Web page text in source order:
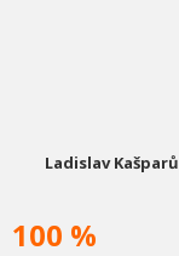
Ladislav Kašparů
100 %